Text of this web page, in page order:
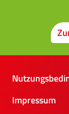
Impressum